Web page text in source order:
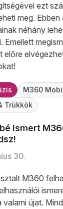
ezt
meg.
néhány
Emellett
előre
M360
Trükkök
Hogy Nem
Ismert M360
Ismert
30.
M360
valami újat.